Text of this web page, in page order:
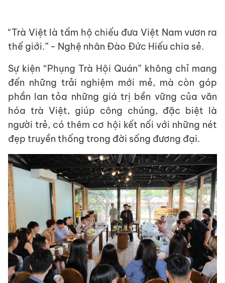
“Trà Việt là tấm hộ chiếu đưa Việt Nam vươn ra
thế giới.” - Nghệ nhân Đào Đức Hiếu chia sẻ.
Sự kiện “Phụng Trà Hội Quán” không chỉ mang
đến những trải nghiệm mới mẻ, mà còn góp
phần lan tỏa những giá trị bền vững của văn
hóa trà Việt, giúp công chúng, đặc biệt là
người trẻ, có thêm cơ hội kết nối với những nét
đẹp truyền thống trong đời sống đương đại.